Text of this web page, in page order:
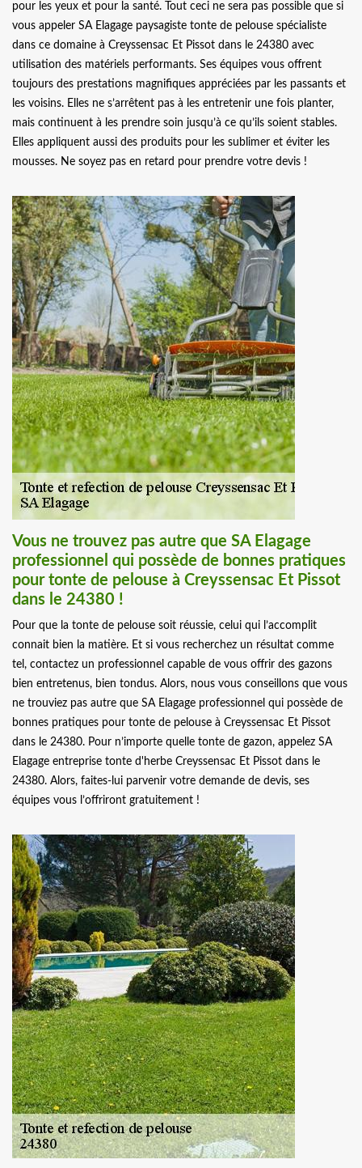
pour les yeux et pour la santé. Tout ceci ne sera pas possible que si
vous appeler SA Elagage paysagiste tonte de pelouse spécialiste
dans ce domaine à Creyssensac Et Pissot dans le 24380 avec
utilisation des matériels performants. Ses équipes vous offrent
toujours des prestations magnifiques appréciées par les passants et
les voisins. Elles ne s’arrêtent pas à les entretenir une fois planter,
mais continuent à les prendre soin jusqu’à ce qu’ils soient stables.
Elles appliquent aussi des produits pour les sublimer et éviter les
mousses. Ne soyez pas en retard pour prendre votre devis !
Vous ne trouvez pas autre que SA Elagage
professionnel qui possède de bonnes pratiques
pour tonte de pelouse à Creyssensac Et Pissot
dans le 24380 !
Pour que la tonte de pelouse soit réussie, celui qui l’accomplit
connait bien la matière. Et si vous recherchez un résultat comme
tel, contactez un professionnel capable de vous offrir des gazons
bien entretenus, bien tondus. Alors, nous vous conseillons que vous
ne trouviez pas autre que SA Elagage professionnel qui possède de
bonnes pratiques pour tonte de pelouse à Creyssensac Et Pissot
dans le 24380. Pour n’importe quelle tonte de gazon, appelez SA
Elagage entreprise tonte d'herbe Creyssensac Et Pissot dans le
24380. Alors, faites-lui parvenir votre demande de devis, ses
équipes vous l’offriront gratuitement !